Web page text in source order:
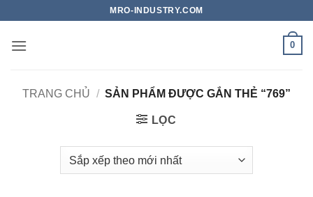
nội
MRO-INDUSTRY.COM
0
TRANG CHỦ / SẢN PHẨM ĐƯỢC GẮN THẺ “769”
LỌC